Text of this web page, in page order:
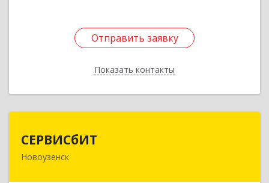
Отправить заявку
Показать контакты
Отправить заявку
Назад
СЕРВИСбИТ
Новоузенск
413 360, Саратовская обл, Новоузенский р-н,